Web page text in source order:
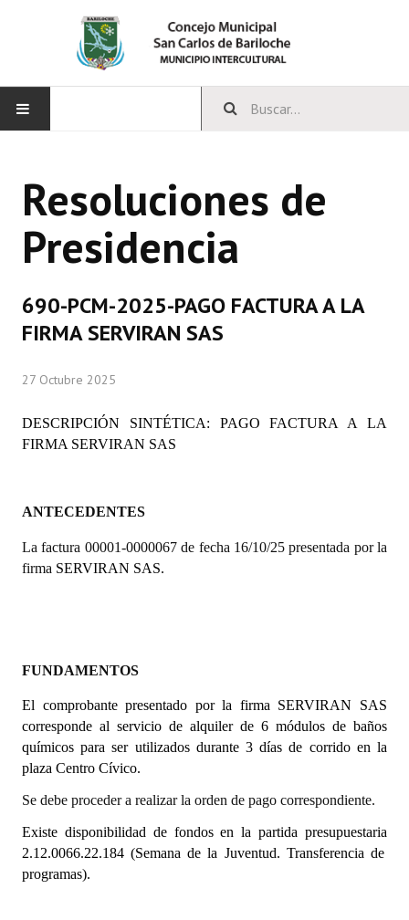
CONCEJO
Bloques Políticos
Comisiones Permanentes
Programas
Constitución Nacional
Constitución Provincial
Organigrama
DOCUMENTOS
Dictámenes Asesoría Letrada
Resoluciones de
Presidencia
690-PCM-2025-PAGO FACTURA A LA
FIRMA SERVIRAN SAS
27 Octubre 2025
DESCRIPCIÓN SINTÉTICA: PAGO FACTURA A LA
FIRMA SERVIRAN SAS
ANTECEDENTES
La factura 00001-0000067 de fecha 16/10/25 presentada por la
firma SERVIRAN SAS.
FUNDAMENTOS
El comprobante presentado por la firma SERVIRAN SAS
corresponde al servicio de alquiler de 6 módulos de baños
químicos para ser utilizados durante 3 días de corrido en la
plaza Centro Cívico.
Se debe proceder a realizar la orden de pago correspondiente.
Existe disponibilidad de fondos en la partida presupuestaria
2.12.0066.22.184 (Semana de la Juventud. Transferencia de
programas).